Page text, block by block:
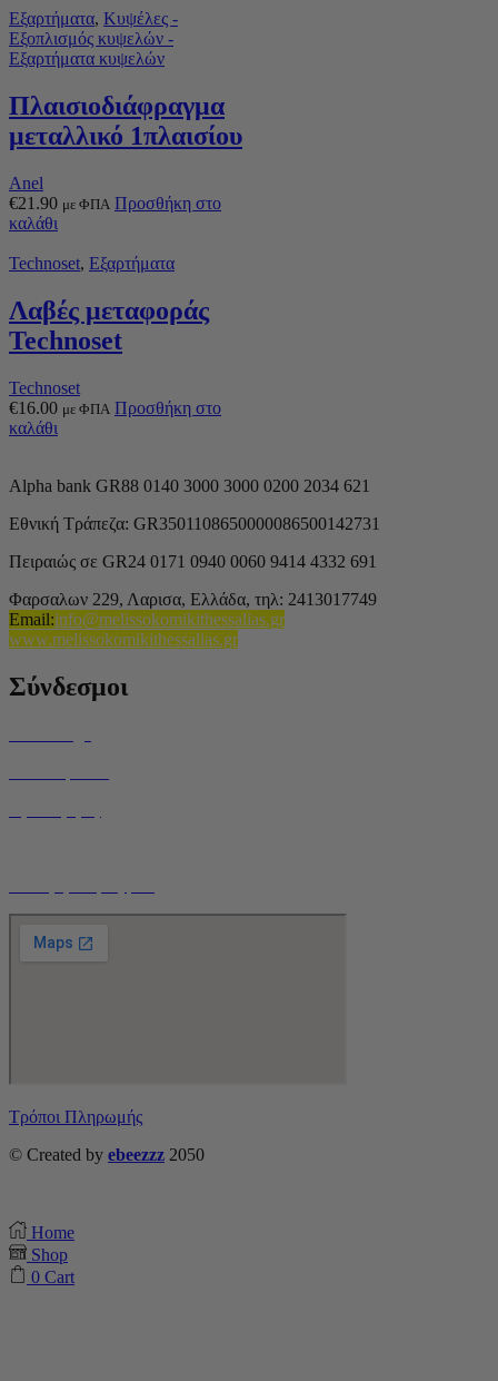
Εξαρτήματα, Κυψέλες -
Εξοπλισμός κυψελών -
Εξαρτήματα κυψελών
Πλαισιοδιάφραγμα
μεταλλικό 1πλαισίου
Anel
€21.90 με ΦΠΑ Προσθήκη στο
καλάθι
Technoset, Εξαρτήματα
Λαβές μεταφοράς
Technoset
Technoset
€16.00 με ΦΠΑ Προσθήκη στο
καλάθι
Alpha bank GR88 0140 3000 3000 0200 2034 621
Εθνική Τράπεζα: GR3501108650000086500142731
Πειραιώς σε GR24 0171 0940 0060 9414 4332 691
Φαρσαλων 229, Λαρισα, Ελλάδα, τηλ: 2413017749
Email:info@melissokomikithessalias.gr
www.melissokomikithessalias.gr
Σύνδεσμοι
Τρόποι Πληρωμής
© Created by ebeezzz 2050
Home
Shop
0 Cart